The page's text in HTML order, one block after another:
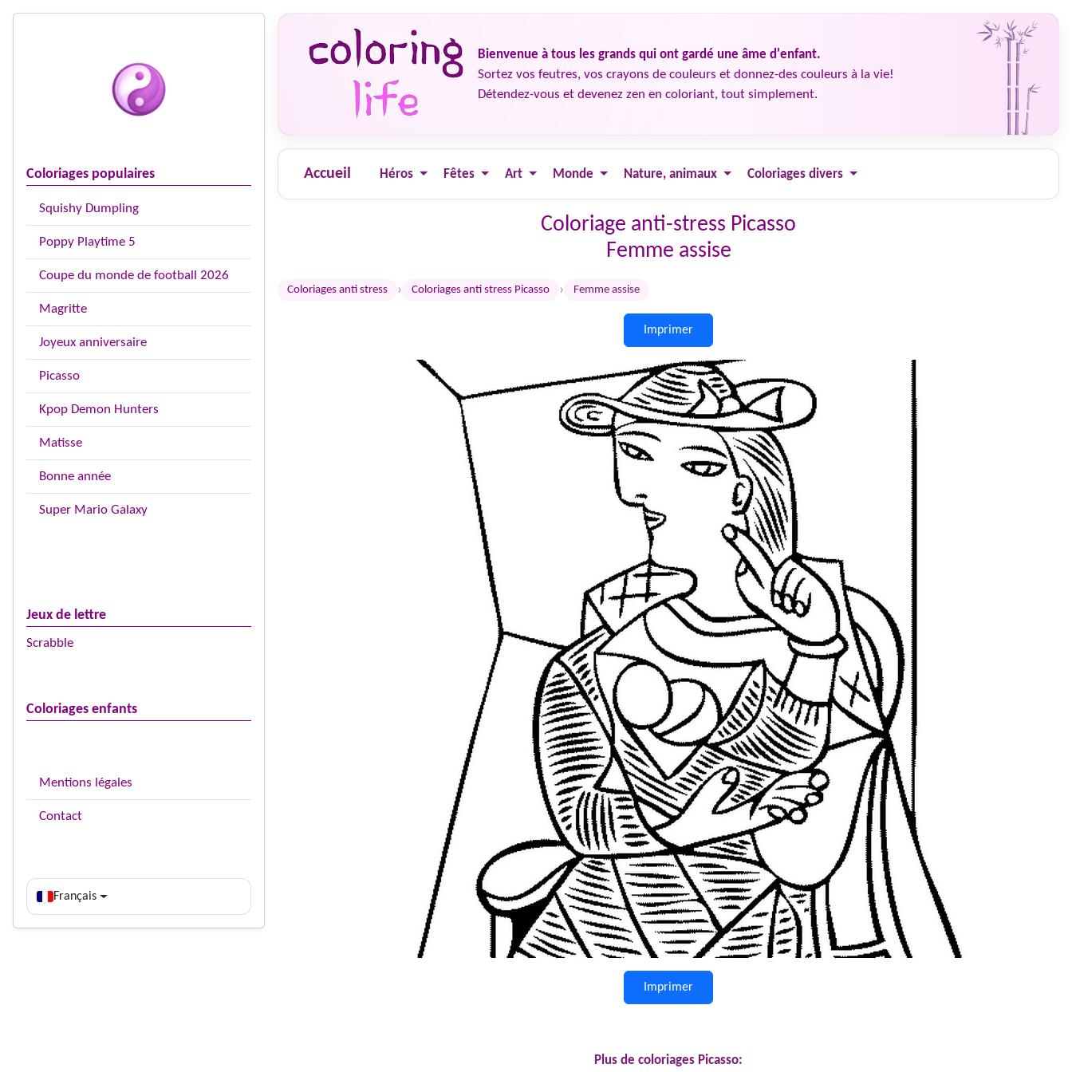
Coloriages populaires
Squishy Dumpling
Poppy Playtime 5
Coupe du monde de football 2026
Magritte
Joyeux anniversaire
Picasso
Kpop Demon Hunters
Matisse
Bonne année
Super Mario Galaxy
Jeux de lettre
Scrabble
Coloriages enfants
Mentions légales
Contact
Français
Bienvenue à tous les grands qui ont gardé une âme d'enfant.
Sortez vos feutres, vos crayons de couleurs et donnez-des couleurs à la vie!
Détendez-vous et devenez zen en coloriant, tout simplement.
Accueil Héros Fêtes Art Monde Nature, animaux Coloriages divers
Coloriage anti-stress Picasso
Femme assise
Coloriages anti stress › Coloriages anti stress Picasso › Femme assise
Imprimer
Imprimer
Plus de coloriages Picasso: